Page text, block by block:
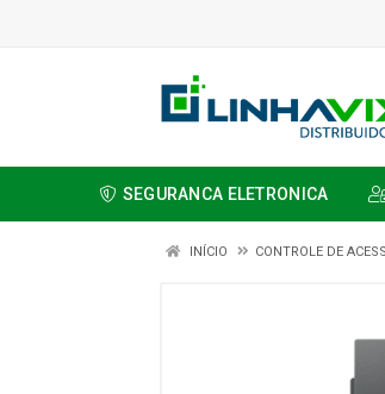
SEGURANCA ELETRONICA
INÍCIO CONTROLE DE